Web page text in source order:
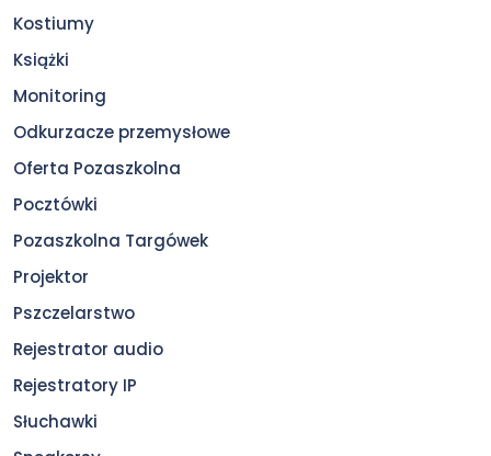
Kostiumy
Książki
Monitoring
Odkurzacze przemysłowe
Oferta Pozaszkolna
Pocztówki
Pozaszkolna Targówek
Projektor
Pszczelarstwo
Rejestrator audio
Rejestratory IP
Słuchawki